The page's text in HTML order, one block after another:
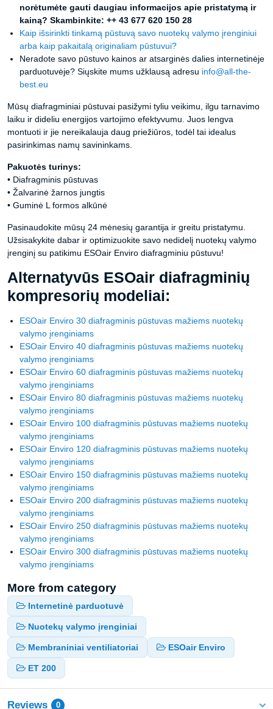
norėtumėte gauti daugiau informacijos apie pristatymą ir
kainą? Skambinkite: ++ 43 677 620 150 28
Kaip išsirinkti tinkamą pūstuvą savo nuotekų valymo įrenginiui
arba kaip pakaitalą originaliam pūstuvui?
Neradote savo pūstuvo kainos ar atsarginės dalies internetinėje
parduotuvėje? Siųskite mums užklausą adresu info@all-the-
best.eu
Mūsų diafragminiai pūstuvai pasižymi tyliu veikimu, ilgu tarnavimo
laiku ir dideliu energijos vartojimo efektyvumu. Juos lengva
montuoti ir jie nereikalauja daug priežiūros, todėl tai idealus
pasirinkimas namų savininkams.
Pakuotės turinys:
• Diafragminis pūstuvas
• Žalvarinė žarnos jungtis
• Guminė L formos alkūnė
Pasinaudokite mūsų 24 mėnesių garantija ir greitu pristatymu.
Užsisakykite dabar ir optimizuokite savo nedidelį nuotekų valymo
įrenginį su patikimu ESOair Enviro diafragminiu pūstuvu!
Alternatyvūs ESOair diafragminių
kompresorių modeliai:
ESOair Enviro 30 diafragminis pūstuvas mažiems nuotekų
valymo įrenginiams
ESOair Enviro 40 diafragminis pūstuvas mažiems nuotekų
valymo įrenginiams
ESOair Enviro 60 diafragminis pūstuvas mažiems nuotekų
valymo įrenginiams
ESOair Enviro 80 diafragminis pūstuvas mažiems nuotekų
valymo įrenginiams
ESOair Enviro 100 diafragminis pūstuvas mažiems nuotekų
valymo įrenginiams
ESOair Enviro 120 diafragminis pūstuvas mažiems nuotekų
valymo įrenginiams
ESOair Enviro 150 diafragminis pūstuvas mažiems nuotekų
valymo įrenginiams
ESOair Enviro 200 diafragminis pūstuvas mažiems nuotekų
valymo įrenginiams
ESOair Enviro 250 diafragminis pūstuvas mažiems nuotekų
valymo įrenginiams
ESOair Enviro 300 diafragminis pūstuvas mažiems nuotekų
valymo įrenginiams
More from category
Internetinė parduotuvė
Nuotekų valymo įrenginiai
Membraniniai ventiliatoriai ESOair Enviro
ET 200
Reviews 0